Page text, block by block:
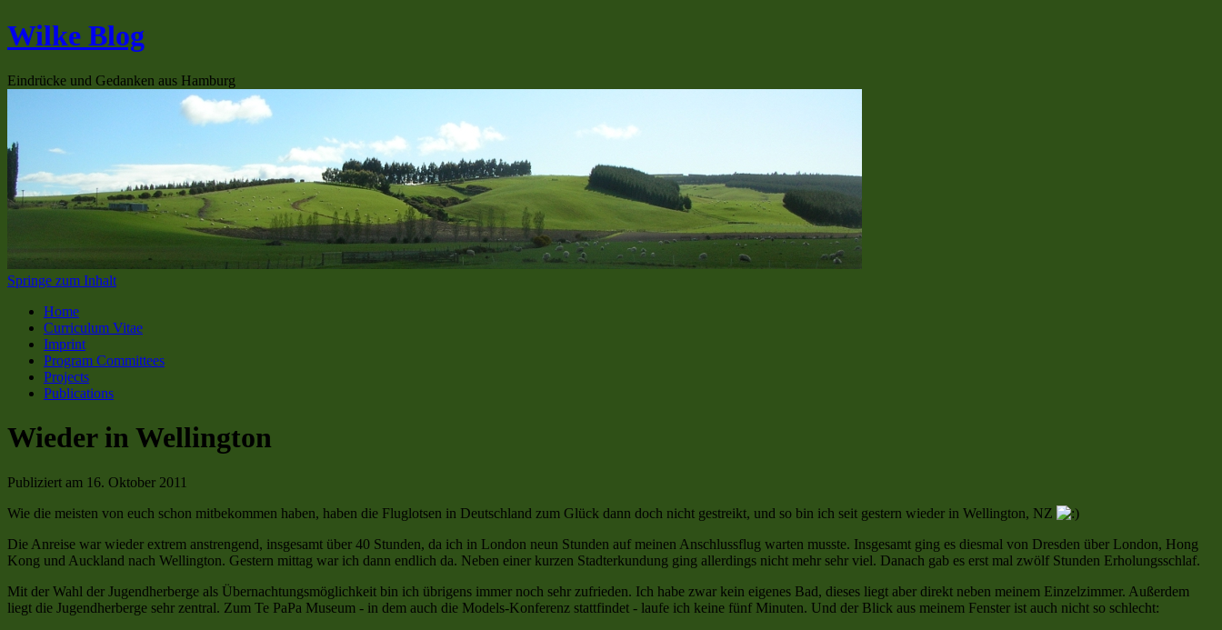
Wilke Blog
Eindrücke und Gedanken aus Hamburg
Springe zum Inhalt
Home
Curriculum Vitae
Imprint
Program Committees
Projects
Publications
Wieder in Wellington
Publiziert am 16. Oktober 2011
Wie die meisten von euch schon mitbekommen haben, haben die Fluglotsen in Deutschland zum Glück dann doch nicht gestreikt, und so bin ich seit gestern wieder in Wellington, NZ
Die Anreise war wieder extrem anstrengend, insgesamt über 40 Stunden, da ich in London neun Stunden auf meinen Anschlussflug warten musste. Insgesamt ging es diesmal von Dresden über London, Hong
Kong und Auckland nach Wellington. Gestern mittag war ich dann endlich da. Neben einer kurzen Stadterkundung ging allerdings nicht mehr sehr viel. Danach gab es erst mal zwölf Stunden Erholungsschlaf.
Mit der Wahl der Jugendherberge als Übernachtungsmöglichkeit bin ich übrigens immer noch sehr zufrieden. Ich habe zwar kein eigenes Bad, dieses liegt aber direkt neben meinem Einzelzimmer. Außerdem
liegt die Jugendherberge sehr zentral. Zum Te PaPa Museum - in dem auch die Models-Konferenz stattfindet - laufe ich keine fünf Minuten. Und der Blick aus meinem Fenster ist auch nicht so schlecht: